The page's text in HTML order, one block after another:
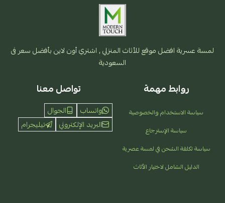
لمسة عسرية افضل موقع للأثاث المنزلي , اشتري أون لاين بأفضل سعر فى
السعودية
روابط مهمة
سياسة الاستخدام والخصوصية
سياسة الإسترجاع
سياسة تكلفة الشحن في لمسة عصرية
الدليل الشامل لاختيار الأثاث
تواصل معنا
واتساب
الجوال
البريد الإلكتروني
تيليجرام